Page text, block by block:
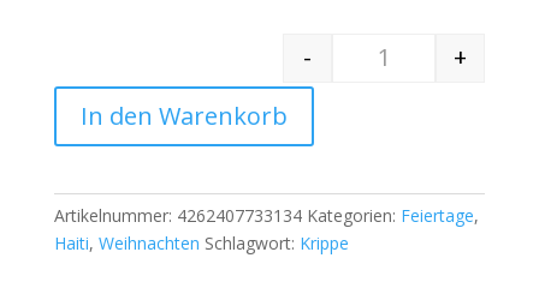
Quantity
-
+
In den Warenkorb
Artikelnummer: 4262407733134 Kategorien: Feiertage,
Haiti, Weihnachten Schlagwort: Krippe